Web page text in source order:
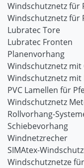
Windschutznetz für
Windschutznetz für
Lubratec Tore
Lubratec Fronten
Planenvorhang
Windschutznetz mit
Windschutznetz mit
PVC Lamellen für
Windschutznetz
Rollvorhang-
Schiebevorhang
Windnetzrecher
SIMAtex-
Windschutznetze